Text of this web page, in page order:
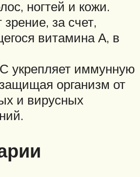
ногтей и кожи.
за счет,
витамина А, в
укрепляет иммунную
организм от
и вирусных